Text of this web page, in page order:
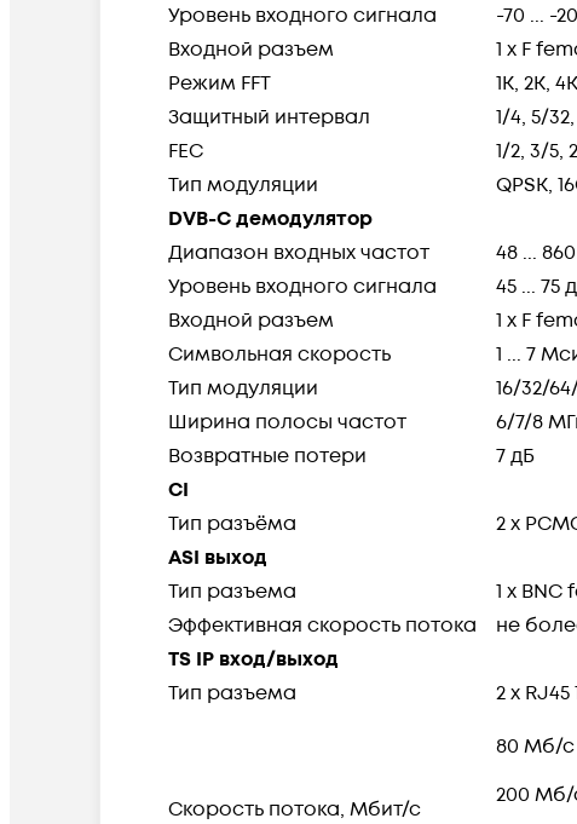
Уровень входного сигнала
-70 ... -
Входной разъем
1 x F
Режим FFT
1K, 2K,
Защитный интервал
1/4, 5/32,
FEC
1/2, 3/5,
Тип модуляции
QPSK,
DVB-C демодулятор
Диапазон входных частот
48 ...
Уровень входного сигнала
45 ... 75
Входной разъем
1 x F
Символьная скорость
1 ... 7
Тип модуляции
16/32/
Ширина полосы частот
6/7/8
Возвратные потери
7 дБ
CI
Тип разъёма
2 x
ASI выход
Тип разъема
1 x
Эффективная скорость потока
не
TS IP вход/выход
Тип разъема
2 х
Cкорость потока, Мбит/с
80 Мб/с
200 Мб/